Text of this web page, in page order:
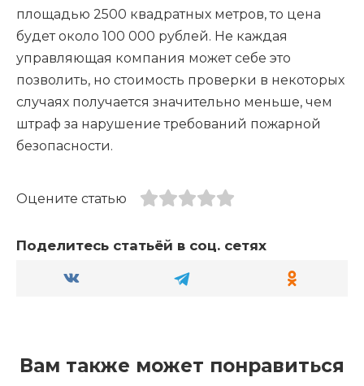
площадью 2500 квадратных метров, то цена
будет около 100 000 рублей. Не каждая
управляющая компания может себе это
позволить, но стоимость проверки в некоторых
случаях получается значительно меньше, чем
штраф за нарушение требований пожарной
безопасности.
Оцените статью
Поделитесь статьёй в соц. сетях
Вам также может понравиться